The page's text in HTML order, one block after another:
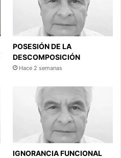
POSESIÓN DE LA
DESCOMPOSICIÓN
Hace 2 semanas
IGNORANCIA FUNCIONAL